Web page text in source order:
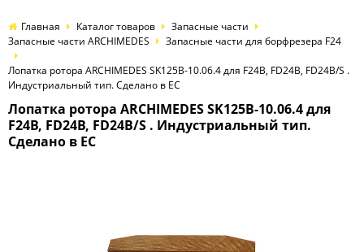
Главная Каталог товаров
Запасные части
Запасные части ARCHIMEDES
Запасные части для борфрезера F24
Лопатка ротора ARCHIMEDES SK125B-10.06.4 для F24B, FD24B, FD24B/S .
Индустриальный тип. Сделано в ЕС
Лопатка ротора ARCHIMEDES SK125B-10.06.4 для
F24B, FD24B, FD24B/S . Индустриальный тип.
Сделано в ЕС